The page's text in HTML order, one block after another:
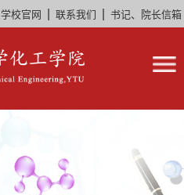
学校官网 联系我们 书记、院长信箱